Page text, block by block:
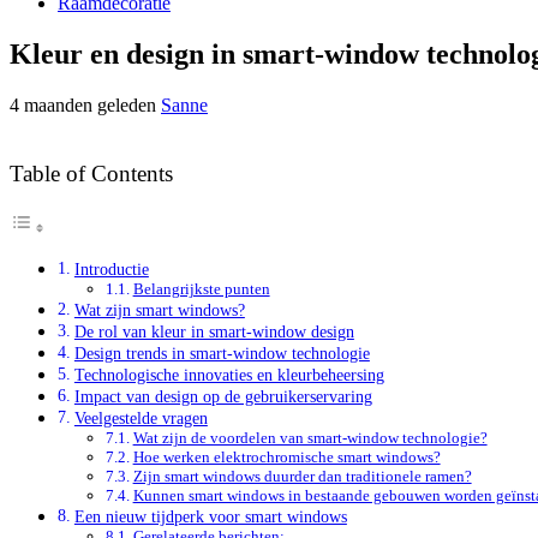
Kleur en design in smart-window
4 maanden geleden Sanne
Table of Contents
Introductie
Belangrijkste punten
Wat zijn smart windows?
De rol van kleur in smart-window design
Design trends in smart-window technologie
Technologische innovaties en kleurbeheersing
Impact van design op de gebruikerservaring
Veelgestelde vragen
Wat zijn de voordelen van smart-window technologie?
Hoe werken elektrochromische smart windows?
Zijn smart windows duurder dan traditionele ramen?
Kunnen smart windows in bestaande gebouwen worden
Een nieuw tijdperk voor smart windows